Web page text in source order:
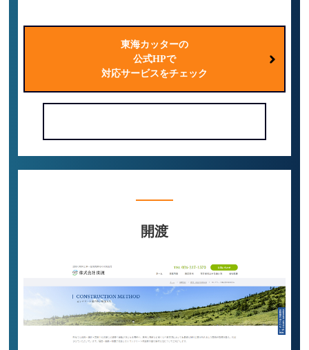
東海カッターの
公式HPで
対応サービスをチェック
開渡